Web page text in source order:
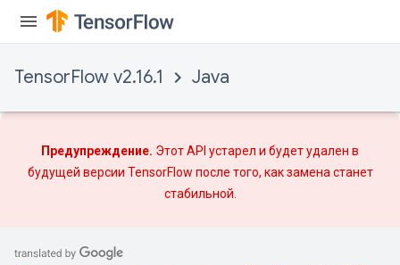
TensorFlow v2.16.1 Java
Предупреждение. Этот API устарел и будет удален в
будущей версии TensorFlow после того, какзамена станет
стабильной.